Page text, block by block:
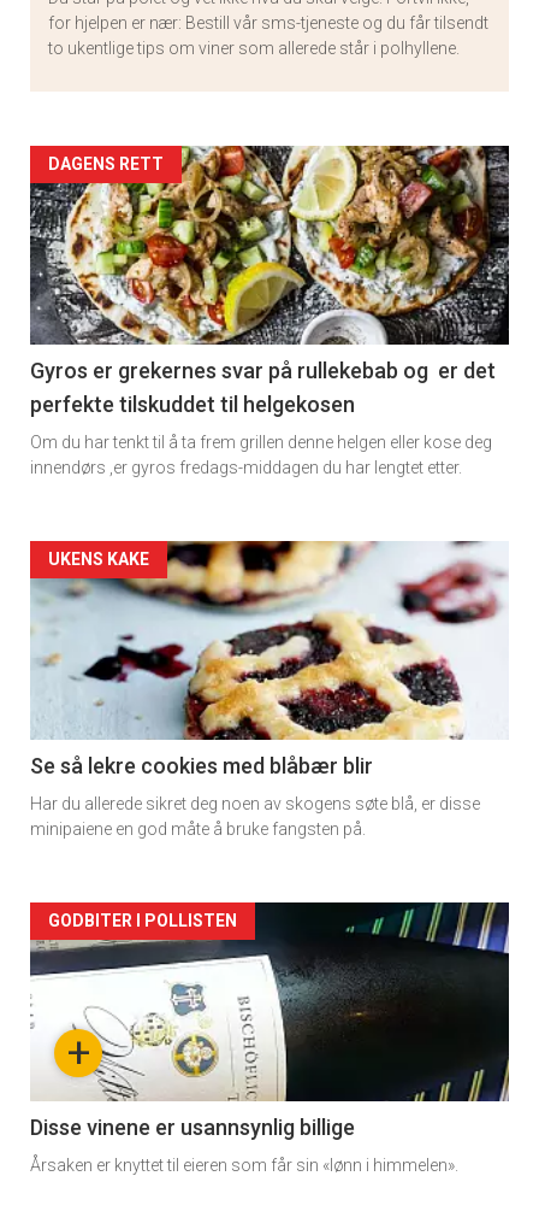
for hjelpen er nær: Bestill vår sms-tjeneste og du får tilsendt
to ukentlige tips om viner som allerede står i polhyllene.
Artikler
detail
-
section
11
DAGENS RETT
Gyros er grekernes svar på rullekebab og er det
perfekte tilskuddet til helgekosen
Om du har tenkt til å ta frem grillen denne helgen eller kose deg
innendørs ,er gyros fredags-middagen du har lengtet etter.
Artikler
detail
-
section
11
Dagens
UKENS KAKE
Se så lekre cookies med blåbær blir
Har du allerede sikret deg noen av skogens søte blå, er disse
minipaiene en god måte å bruke fangsten på.
Artikler
detail
-
section
11
Dagens
+
GODBITER I POLLISTEN
Disse vinene er usannsynlig billige
Årsaken er knyttet til eieren som får sin «lønn i himmelen».